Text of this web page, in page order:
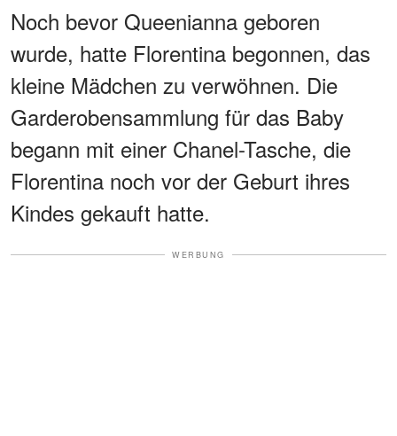
Noch bevor Queenianna geboren
wurde, hatte Florentina begonnen, das
kleine Mädchen zu verwöhnen. Die
Garderobensammlung für das Baby
begann mit einer Chanel-Tasche, die
Florentina noch vor der Geburt ihres
Kindes gekauft hatte.
WERBUNG